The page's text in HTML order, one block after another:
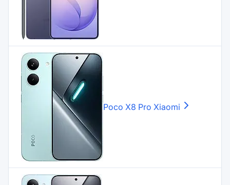
Poco X8 Pro Xiaomi